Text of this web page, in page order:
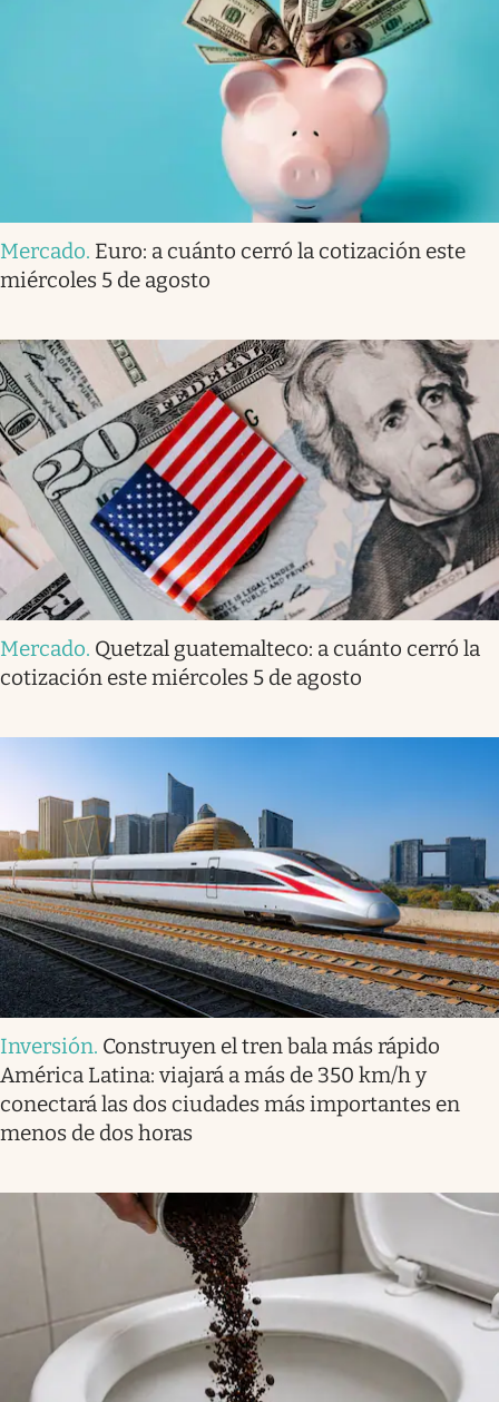
Mercado. Euro: a cuánto cerró la cotización este
miércoles 5 de agosto
Mercado. Quetzal guatemalteco: a cuánto cerró la
cotización este miércoles 5 de agosto
Inversión. Construyen el tren bala más rápido
América Latina: viajará a más de 350 km/h y
conectará las dos ciudades más importantes en
menos de dos horas